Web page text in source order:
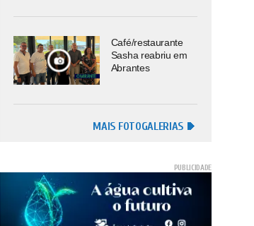
Café/restaurante
Sasha reabriu em
Abrantes
MAIS FOTOGALERIAS